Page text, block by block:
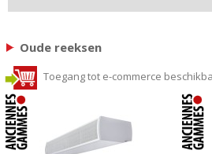
Oude reeksen
Toegang tot e-commerce